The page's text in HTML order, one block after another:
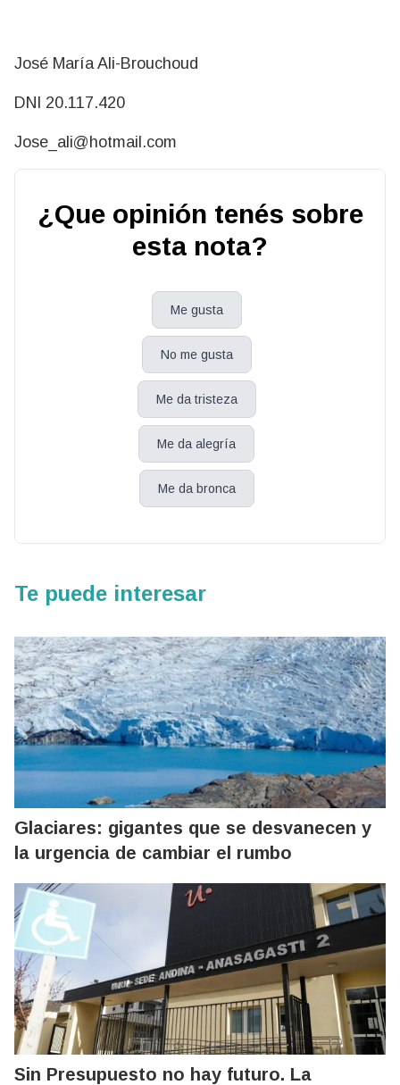
José María Ali-Brouchoud
DNI 20.117.420
Jose_ali@hotmail.com
¿Que opinión tenés sobre
esta nota?
Me gusta
No me gusta
Me da tristeza
Me da alegría
Me da bronca
Te puede interesar
Glaciares: gigantes que se desvanecen y
la urgencia de cambiar el rumbo
Sin Presupuesto no hay futuro. La